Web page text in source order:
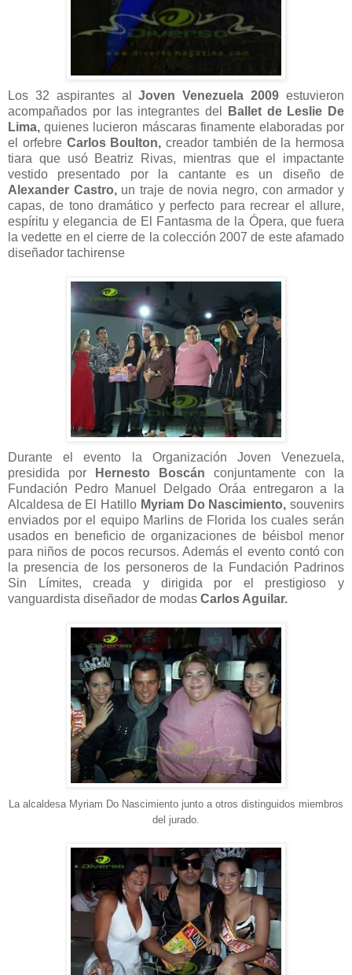
Los 32 aspirantes alJoven Venezuela 2009 estuvieron
acompañados por las integrantes del
Ballet de Leslie De
Lima, quienes lucieron máscaras finamente elaboradas por
el orfebre Carlos Boulton, creador también de la hermosa
tiara que usó Beatriz Rivas, mientras que el impactante
vestido presentado por la cantante es un diseño de
Alexander Castro,un traje de novia negro, con armador y
capas, de tono dramático y perfecto para recrear el allure,
espíritu y elegancia de El Fantasma de la Ópera, que fuera
la vedette en el cierre de la colección 2007 de este afamado
diseñador tachirense
Durante el evento la Organización Joven Venezuela,
presidida por
Hernesto Boscán conjuntamente con la
Fundación Pedro Manuel Delgado Oráa entregaron a la
Alcaldesa de El Hatillo Myriam Do Nascimiento, souvenirs
enviados por el equipo Marlins de Florida los cuales serán
usados en beneficio de organizaciones de béisbol menor
para niños de pocos recursos. Además el evento contó con
la presencia de los personeros de la Fundación Padrinos
Sin Límites, creada y dirigida por el prestigioso y
vanguardista diseñador de modas Carlos Aguilar.
La alcaldesa Myriam Do Nascimiento junto a otros distinguidos miembros
del jurado.